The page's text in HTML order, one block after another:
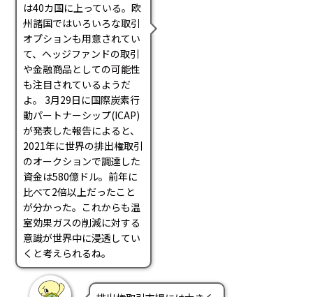
は40カ国に上っている。欧
州諸国ではいろいろな取引
オプションも用意されてい
て、ヘッジファンドの取引
や金融商品としての可能性
も注目されているようだ
よ。 3月29日に国際炭素行
動パートナーシップ(ICAP)
が発表した報告によると、
2021年に世界の排出権取引
のオークションで調達した
資金は580億ドル。前年に
比べて2倍以上だったこと
が分かった。これからも温
室効果ガスの削減に対する
意識が世界中に浸透してい
くと考えられるね。